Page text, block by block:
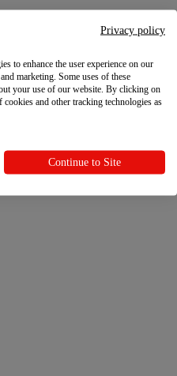
Privacy policy
to enhance the user experience on our
marketing. Some uses of these
your use of our website. By clicking on
and other tracking technologies as
Continue to Site